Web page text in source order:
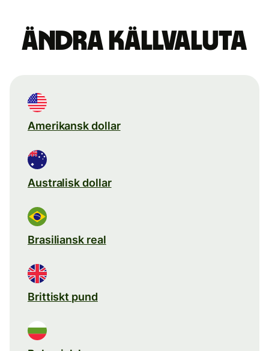
Ändra källvaluta
Amerikansk dollar
Australisk dollar
Brasiliansk real
Brittiskt pund